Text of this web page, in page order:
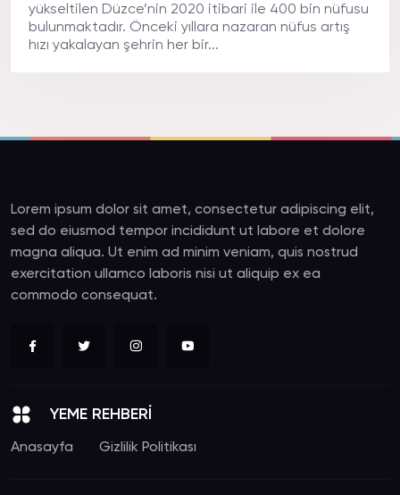
yükseltilen Düzce’nin 2020 itibari ile 400 bin nüfusu
bulunmaktadır. Önceki yıllara nazaran nüfus artış
hızı yakalayan şehrin her bir...
Lorem ipsum dolor sit amet, consectetur adipiscing elit,
sed do eiusmod tempor incididunt ut labore et dolore
magna aliqua. Ut enim ad minim veniam, quis nostrud
exercitation ullamco laboris nisi ut aliquip ex ea
commodo consequat.
YEME REHBERİ
Anasayfa Gizlilik Politikası